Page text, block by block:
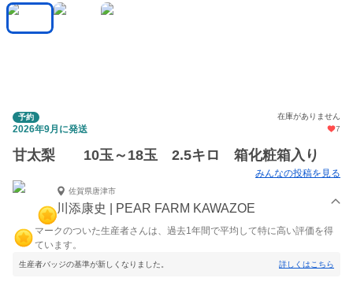
予約 在庫がありません
2026年9月に発送 7
甘太梨 10玉～18玉 2.5キロ 箱化粧箱入り
みんなの投稿を見る
佐賀県唐津市
川添康史 | PEAR FARM KAWAZOE
マークのついた生産者さんは、過去1年間で平均して特に高い評価を得
ています。
生産者バッジの基準が新しくなりました。 詳しくはこちら